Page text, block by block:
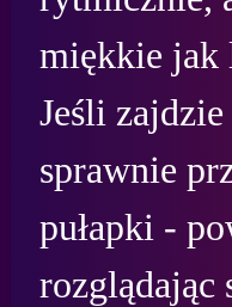
miękkie jak
Jeśli
sprawnie
pułapki -
rozglądając